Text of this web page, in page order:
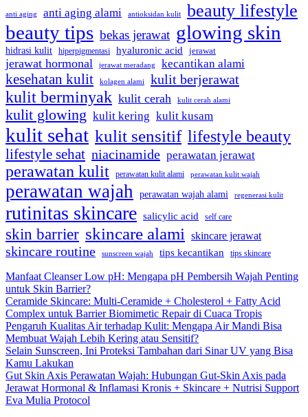
anti aging anti aging alami antioksidan kulit beauty lifestyle
beauty tips bekas jerawat glowing skin
hidrasi kulit hiperpigmentasi hyaluronic acid jerawat
jerawat hormonal jerawat meradang kecantikan alami
kesehatan kulit kolagen alami kulit berjerawat
kulit berminyak kulit cerah kulit cerah alami
kulit glowing kulit kering kulit kusam
kulit sehat kulit sensitif lifestyle beauty
lifestyle sehat niacinamide perawatan jerawat
perawatan kulit perawatan kulit alami perawatan kulit wajah
perawatan wajah perawatan wajah alami regenerasi kulit
rutinitas skincare salicylic acid self care
skin barrier skincare alami skincare jerawat
skincare routine sunscreen wajah tips kecantikan tips skincare
Manfaat Cleanser Low pH: Mengapa pH Pembersih Wajah Penting
untuk Skin Barrier?
Ceramide Skincare: Multi-Ceramide + Cholesterol + Fatty Acid
Complex untuk Barrier Biomimetic Repair di Cuaca Tropis
Pengaruh Kualitas Air terhadap Kulit: Mengapa Air Mandi Bisa
Membuat Wajah Lebih Kering atau Sensitif?
Selain Sunscreen, Ini Proteksi Tambahan dari Sinar UV yang Bisa
Kamu Lakukan
Gut Skin Axis Perawatan Wajah: Hubungan Gut-Skin Axis pada
Jerawat Hormonal & Inflamasi Kronis + Skincare + Nutrisi Support
Eva Mulia Protocol